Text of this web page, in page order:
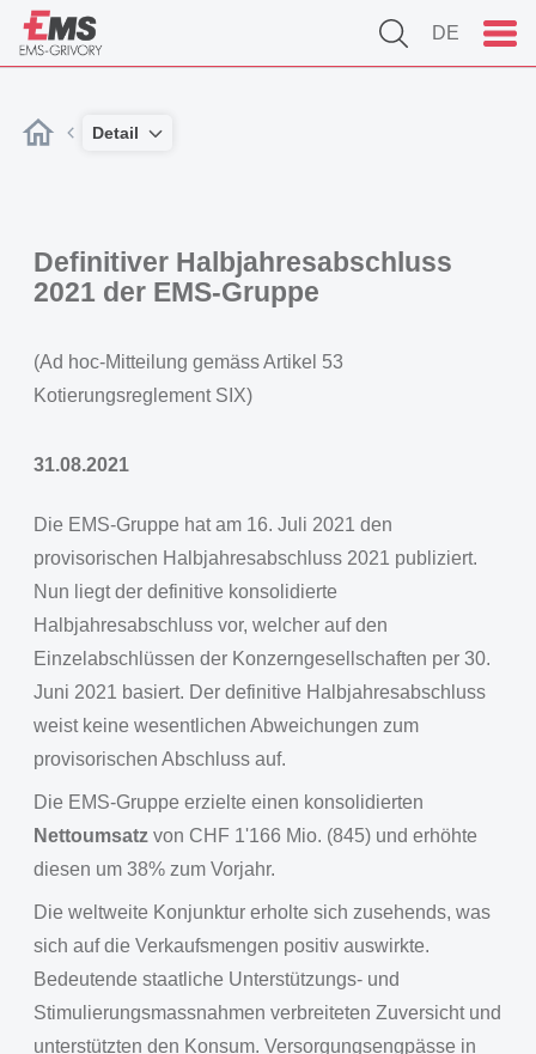
DE
Detail
Definitiver Halbjahresabschluss
2021 der EMS-Gruppe
(Ad hoc-Mitteilung gemäss Artikel 53
Kotierungsreglement SIX)
31.08.2021
Die EMS-Gruppe hat am 16. Juli 2021 den
provisorischen Halbjahresabschluss 2021 publiziert.
Nun liegt der definitive konsolidierte
Halbjahresabschluss vor, welcher auf den
Einzelabschlüssen der Konzerngesellschaften per 30.
Juni 2021 basiert. Der definitive Halbjahresabschluss
weist keine wesentlichen Abweichungen zum
provisorischen Abschluss auf.
Die EMS-Gruppe erzielte einen konsolidierten
Nettoumsatz von CHF 1'166 Mio. (845) und erhöhte
diesen um 38% zum Vorjahr.
Die weltweite Konjunktur erholte sich zusehends, was
sich auf die Verkaufsmengen positiv auswirkte.
Bedeutende staatliche Unterstützungs- und
Stimulierungsmassnahmen verbreiteten Zuversicht und
unterstützten den Konsum. Versorgungsengpässe in